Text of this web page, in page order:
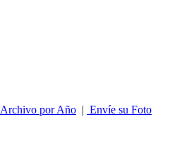
Archivo por Año | Envíe su Foto